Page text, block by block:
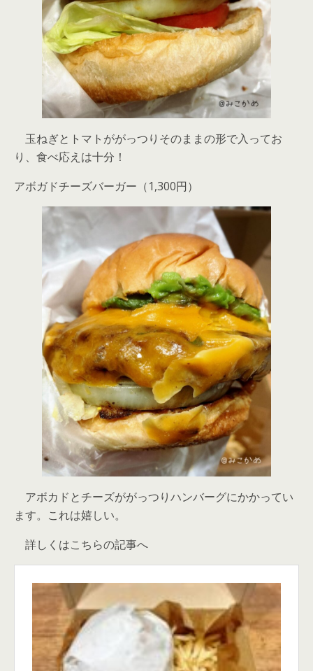
玉ねぎとトマトががっつりそのままの形で入ってお
り、食べ応えは十分！
アボガドチーズバーガー（1,300円）
アボカドとチーズががっつりハンバーグにかかってい
ます。これは嬉しい。
詳しくはこちらの記事へ